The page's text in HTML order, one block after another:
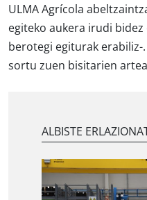
ULMA Agrícola
egiteko aukera irudi
berotegi egiturak
sortu zuen bisitarien
ALBISTE